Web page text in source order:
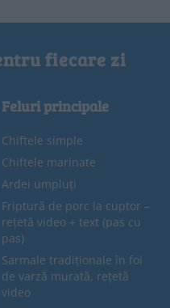
fiecare zi
Feluri principale
Chiftele simple
Chiftele marinate
Ardei umpluți
Friptură de porc la cuptor –
rețetă video + text (pas cu
pas)
Sarmale tradiționale în foi
de varză murată, rețetă
video